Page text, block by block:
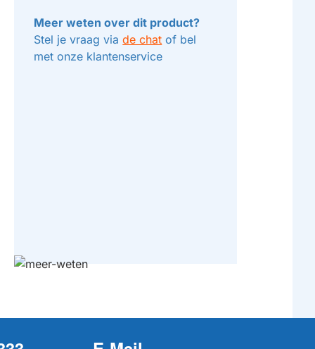
Meer weten over dit product?
Stel je vraag viade chat of bel
met onze klantenservice